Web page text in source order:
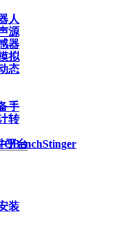
人
源
器
拟
态
手
转
平台
Stinger
装